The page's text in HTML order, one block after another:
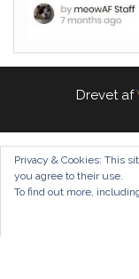
Drevet af
Privacy & Cookies: This
you agree to their use.
To find out more,